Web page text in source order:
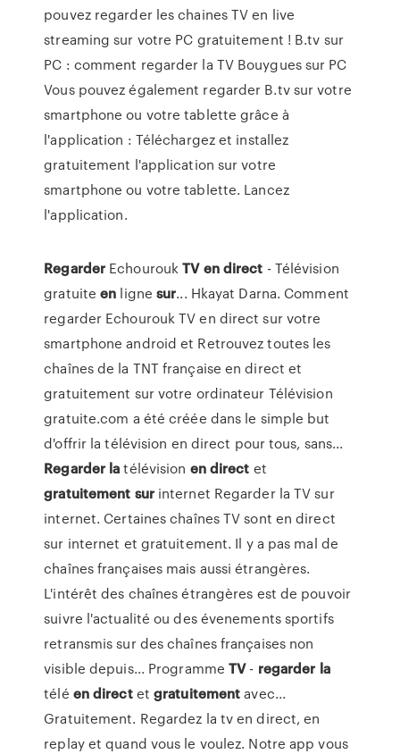
pouvez regarder les chaines TV en live
streaming sur votre PC gratuitement ! B.tv sur
PC : comment regarder la TV Bouygues sur PC
Vous pouvez également regarder B.tv sur votre
smartphone ou votre tablette grâce à
l'application : Téléchargez et installez
gratuitement l'application sur votre
smartphone ou votre tablette. Lancez
l'application.
Regarder EchouroukTV en direct - Télévision
gratuiteen lignesur... Hkayat Darna. Comment
regarder Echourouk TV en direct sur votre
smartphone android et Retrouvez toutes les
chaînes de la TNT française en direct et
gratuitement sur votre ordinateur Télévision
gratuite.com a été créée dans le simple but
d'offrir la télévision en direct pour tous, sans...
Regarder latélévision en direct et
gratuitement surinternet Regarder la TV sur
internet. Certaines chaînes TV sont en direct
sur internet et gratuitement. Il y a pas mal de
chaînes françaises mais aussi étrangères.
L'intérêt des chaînes étrangères est de pouvoir
suivre l'actualité ou des évenements sportifs
retransmis sur des chaînes françaises non
visible depuis... ProgrammeTV- regarder la
télé endirectetgratuitementavec...
Gratuitement. Regardez la tv en direct, en
replay et quand vous le voulez. Notre app vous